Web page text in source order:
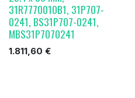
31R7770010B1, 31P707-
0241, BS31P707-0241,
MBS31P7070241
1.811,60 €